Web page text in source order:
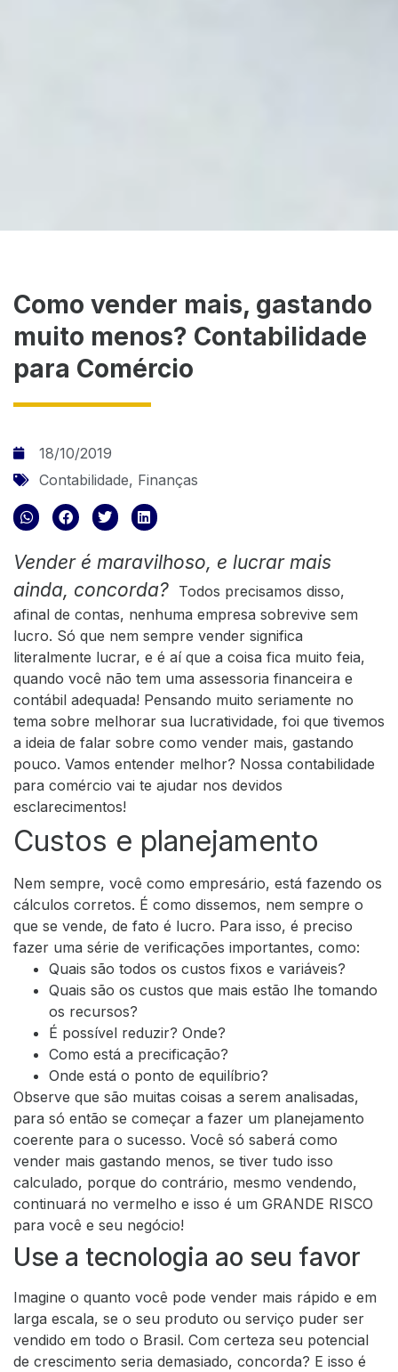
Como vender mais, gastando
muito menos? Contabilidade
para Comércio
18/10/2019
Contabilidade, Finanças
Vender é maravilhoso, e lucrar mais
ainda, concorda? Todos precisamos disso,
afinal de contas, nenhuma empresa sobrevive sem
lucro. Só que nem sempre vender significa
literalmente lucrar, e é aí que a coisa fica muito feia,
quando você não tem uma assessoria financeira e
contábil adequada! Pensando muito seriamente no
tema sobre melhorar sua lucratividade, foi que tivemos
a ideia de falar sobre como vender mais, gastando
pouco. Vamos entender melhor? Nossa contabilidade
para comércio vai te ajudar nos devidos
esclarecimentos!
Custos e planejamento
Nem sempre, você como empresário, está fazendo os
cálculos corretos. É como dissemos, nem sempre o
que se vende, de fato é lucro. Para isso, é preciso
fazer uma série de verificações importantes, como:
Quais são todos os custos fixos e variáveis?
Quais são os custos que mais estão lhe tomando
os recursos?
É possível reduzir? Onde?
Como está a precificação?
Onde está o ponto de equilíbrio?
Observe que são muitas coisas a serem analisadas,
para só então se começar a fazer um planejamento
coerente para o sucesso. Você só saberá como
vender mais gastando menos, se tiver tudo isso
calculado, porque do contrário, mesmo vendendo,
continuará no vermelho e isso é um GRANDE RISCO
para você e seu negócio!
Use a tecnologia ao seu favor
Imagine o quanto você pode vender mais rápido e em
larga escala, se o seu produto ou serviço puder ser
vendido em todo o Brasil. Com certeza seu potencial
de crescimento seria demasiado, concorda? E isso é